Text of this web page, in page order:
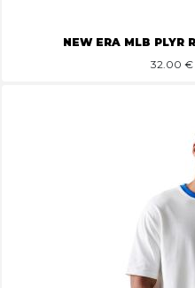
NEW ERA MLB PLYR
32.00 €